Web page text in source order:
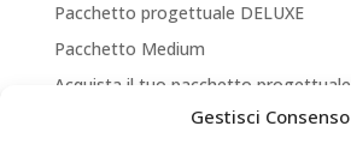
Gestisci Consenso
Pacchetto progettuale DELUXE
Pacchetto Medium
Acquista il tuo pacchetto progettuale
Bonus Verde 2020